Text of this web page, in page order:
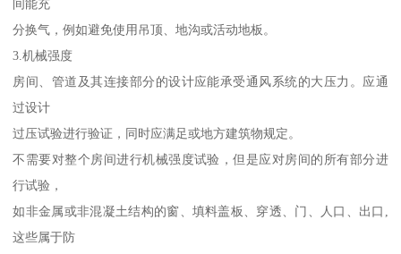
间能充
分换气，例如避免使用吊顶、地沟或活动地板。
3.机械强度
房间、管道及其连接部分的设计应能承受通风系统的大压力。应通
过设计
过压试验进行验证，同时应满足或地方建筑物规定。
不需要对整个房间进行机械强度试验，但是应对房间的所有部分进
行试验，
如非金属或非混凝土结构的窗、填料盖板、穿透、门、人口、出口,
这些属于防